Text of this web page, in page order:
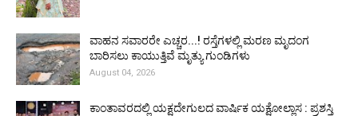
ವಾಹನ ಸವಾರರೇ ಎಚ್ಚರ...! ರಸ್ತೆಗಳಲ್ಲಿ ಮರಣ ಮೃದಂಗ
ಬಾರಿಸಲು ಕಾಯುತ್ತಿವೆ ಮೃತ್ಯು ಗುಂಡಿಗಳು
August 04, 2026
ಕಾಂತಾವರದಲ್ಲಿ ಯಕ್ಷದೇಗುಲದ ವಾರ್ಷಿಕ ಯಕ್ಷೋಲ್ಲಾಸ : ಪ್ರಶಸ್ತಿ